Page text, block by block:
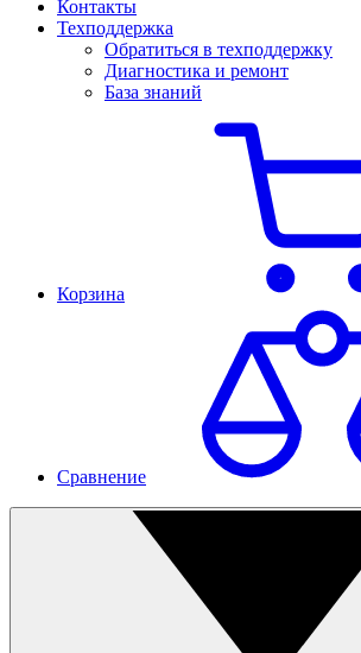
Контакты
Техподдержка
Обратиться в техподдержку
Диагностика и ремонт
База знаний
Корзина
Сравнение